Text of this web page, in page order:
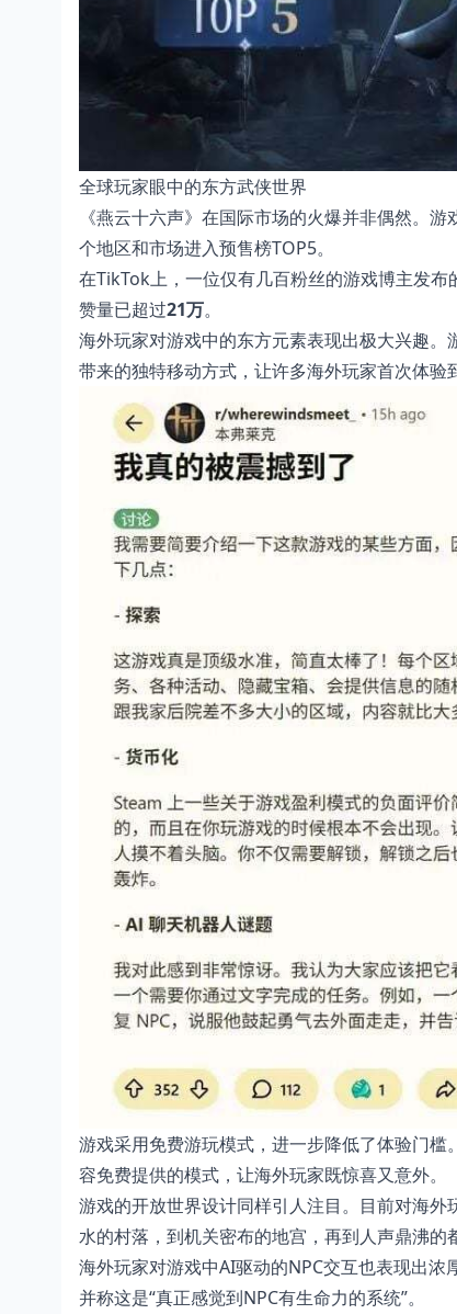
全球玩家眼中的东方武侠世界
《燕云十六声》在国际市场的火爆并非偶然。
个地区和市场进入预售榜TOP5。
在TikTok上，一位仅有几百粉丝的游戏博主发
赞量已超过21万。
海外玩家对游戏中的东方元素表现出极大兴趣
带来的独特移动方式，让许多海外玩家首次体验
游戏采用免费游玩模式，进一步降低了体验门
容免费提供的模式，让海外玩家既惊喜又意外。
游戏的开放世界设计同样引人注目。目前对海外
水的村落，到机关密布的地宫，再到人声鼎沸的
海外玩家对游戏中AI驱动的NPC交互也表现出
并称这是“真正感觉到NPC有生命力的系统”。